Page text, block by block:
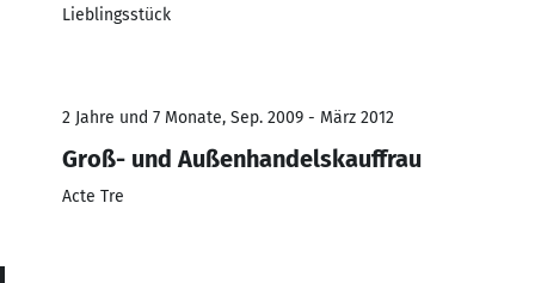
Lieblingsstück
2 Jahre und 7 Monate, Sep. 2009 - März 2012
Groß- und Außenhandelskauffrau
Acte Tre